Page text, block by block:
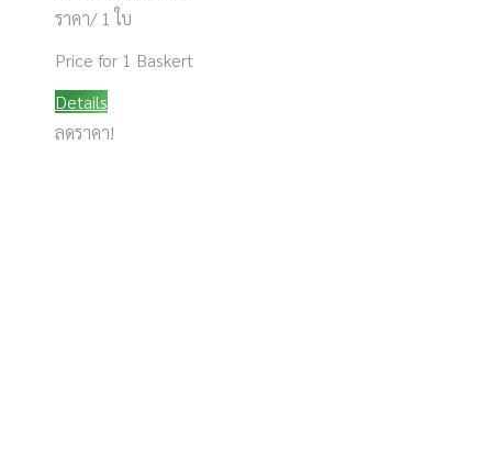
price
ราคา/ 1 ใบ
Price for 1 Baskert
Details
ลดราคา!